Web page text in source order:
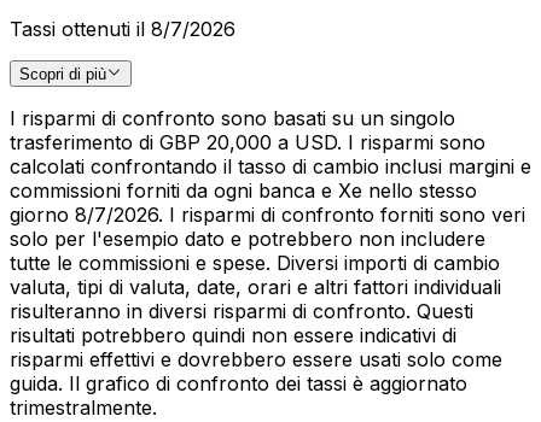
Tassi ottenuti il 8/7/2026
Scopri di più
I risparmi di confronto sono basati su un singolo
trasferimento di GBP 20,000 a USD. I risparmi sono
calcolati confrontando il tasso di cambio inclusi margini e
commissioni forniti da ogni banca e Xe nello stesso
giorno 8/7/2026. I risparmi di confronto forniti sono veri
solo per l'esempio dato e potrebbero non includere
tutte le commissioni e spese. Diversi importi di cambio
valuta, tipi di valuta, date, orari e altri fattori individuali
risulteranno in diversi risparmi di confronto. Questi
risultati potrebbero quindi non essere indicativi di
risparmi effettivi e dovrebbero essere usati solo come
guida. Il grafico di confronto dei tassi è aggiornato
trimestralmente.